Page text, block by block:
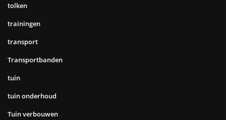
tolken
trainingen
transport
Transportbanden
tuin
tuin onderhoud
Tuin verbouwen